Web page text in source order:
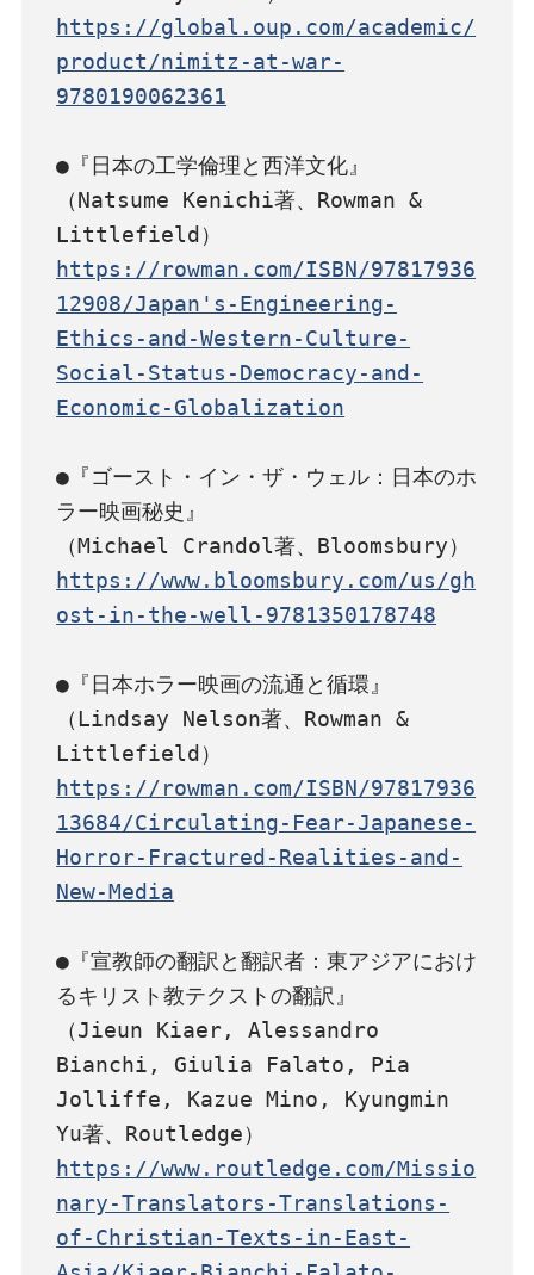
https://global.oup.com/academic/
product/nimitz-at-war-
9780190062361
●『日本の工学倫理と西洋文化』
（Natsume Kenichi著、Rowman &
https://rowman.com/ISBN/97817936
12908/Japan's-Engineering-
Ethics-and-Western-Culture-
Social-Status-Democracy-and-
Economic-Globalization
●『ゴースト・イン・ザ・ウェル：日本のホ
ラー映画秘史』
https://www.bloomsbury.com/us/gh
ost-in-the-well-9781350178748
●『日本ホラー映画の流通と循環』
（Lindsay Nelson著、Rowman &
https://rowman.com/ISBN/97817936
13684/Circulating-Fear-Japanese-
Horror-Fractured-Realities-and-
New-Media
●『宣教師の翻訳と翻訳者：東アジアにおけ
るキリスト教テクストの翻訳』
（Jieun Kiaer, Alessandro
Bianchi, Giulia Falato, Pia
Jolliffe, Kazue Mino, Kyungmin
https://www.routledge.com/Missio
nary-Translators-Translations-
of-Christian-Texts-in-East-